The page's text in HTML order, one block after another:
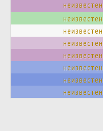
неизвестен
неизвестен
неизвестен
неизвестен
неизвестен
неизвестен
неизвестен
неизвестен